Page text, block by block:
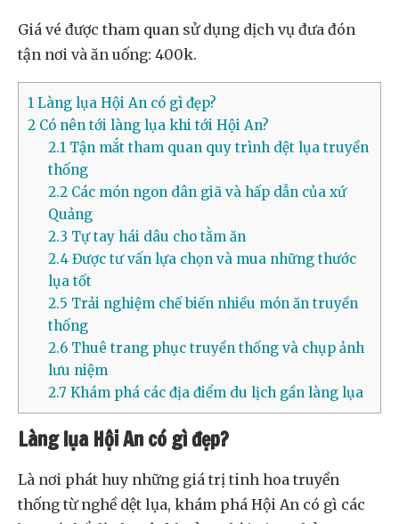
Giá vé được tham quan sử dụng dịch vụ đưa đón
tận nơi và ăn uống: 400k.
1 Làng lụa Hội An có gì đẹp?
2 Có nên tới làng lụa khi tới Hội An?
2.1Tận mắt tham quan quy trình dệt lụa truyền
thống
2.2Các món ngon dân giã và hấp dẫn của xứ
Quảng
2.3 Tự tay hái dâu cho tằm ăn
2.4Được tư vấn lựa chọn và mua những thước
lụa tốt
2.5 Trải nghiệm chế biến nhiều món ăn truyền
thống
2.6Thuê trang phục truyền thống và chụp ảnh
lưu niệm
2.7Khám phá các địa điểm du lịch gần làng lụa
Làng lụa Hội An có gì đẹp?
Là nơi phát huy những giá trị tinh hoa truyền
thống từ nghề dệt lụa, khám phá Hội An có gì các